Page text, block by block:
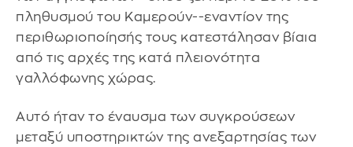
πληθυσμού του Καμερούν--εναντίον της
περιθωριοποίησής τους κατεστάλησαν βίαια
από τις αρχές της κατά πλειονότητα
γαλλόφωνης χώρας.
Αυτό ήταν το έναυσμα των συγκρούσεων
μεταξύ υποστηρικτών της ανεξαρτησίας των